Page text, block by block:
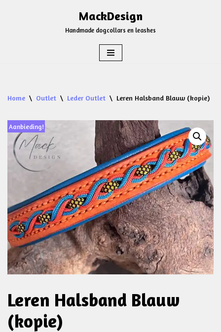
MackDesign
Handmade dogcollars en leashes
Home \ Outlet \ Leder Outlet \ Leren Halsband Blauw (kopie)
Aanbieding!
Leren Halsband Blauw
(kopie)